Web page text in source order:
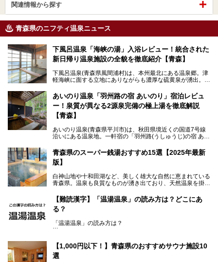
関連情報から探す
青森県のニフティ温泉ニュース
下風呂温泉「海峡の湯」入浴レビュー！統合された
新日帰り温泉施設の全貌を徹底紹介【青森】
下風呂温泉(青森県風間浦村)は、本州最北にある温泉郷。津
軽海峡に面する立地にありながらも濃厚な硫黄泉が湧出。良
泉ファンが訪れる温泉地です。
「海峡の湯」は、以前あった2つの共同浴場を統合し、2020
年12月にオープンした日帰り入浴施設。かつて別々の共同
浴場で使用された2つの源泉を楽しめる点が魅力です。また
無料休憩室や食事処も併設し、地元常連客のみならず観光客
にも利用しやすい施設へ変貌しました。
今回、筆者は実際に海峡の湯へ訪問・入浴し、その魅力を徹
底解説します！
あいのり温泉「羽州路の宿 あいのり」宿泊レビュ
ー！泉質が異なる2源泉完備の極上湯を徹底解説
【青森】
あいのり温泉(青森県平川市)は、秋田県境近くの国道7号線
沿いにある温泉地。一軒宿の「羽州路(うしゅうじ)の宿 あい
(通称:赤湯)と無色透明の単純温泉という2種類の源泉を使用
し、いずれも源泉100％かけ流しで提供している点でしょ
う。
今回筆者は実際に宿泊し、大浴場と露天風呂付き客室を中心
に「羽州路の宿 あいのり」を詳細にご紹介。秋田県側を含
ですが、実はあいのり温泉も決して見逃せない極上湯のひと
つ。その魅力を徹底解説します！
青森県のスーパー銭湯おすすめ15選【2025年最新
版】
白神山地や十和田湖など、美しく雄大な自然に恵まれている
青森県。温泉も良質なものが湧き出ており、天然温泉を掛け
の山並みを眺めながら温泉に浸かり、お食事処でおいしいご
当地グルメを味わうひとときは格別ですね！
今回は、青森県でおすすめのスーパー銭湯を紹介します。
ください。
【難読漢字】「温湯温泉」の読み方は？どこにあ
る？
「温湯温泉」の読み方は？
か？
【1,000円以下！】青森県のおすすめサウナ施設10
選